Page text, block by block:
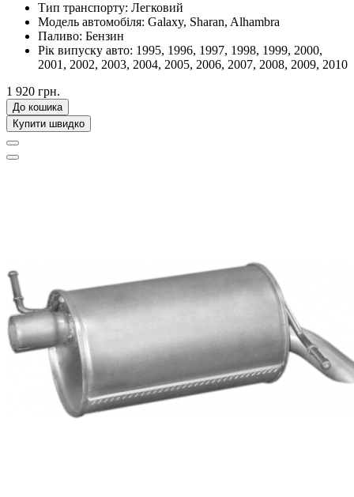
Тип транспорту: Легковий
Модель автомобіля: Galaxy, Sharan, Alhambra
Паливо: Бензин
Рік випуску авто: 1995, 1996, 1997, 1998, 1999, 2000,
2001, 2002, 2003, 2004, 2005, 2006, 2007, 2008, 2009, 2010
1 920 грн.
До кошика
Купити швидко